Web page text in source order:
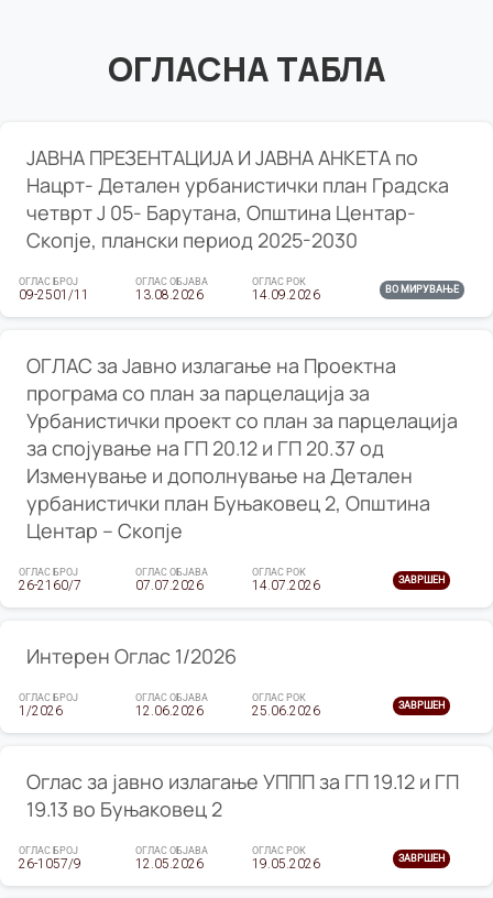
ОГЛАСНА ТАБЛА
ЈАВНА ПРЕЗЕНТАЦИЈА И ЈАВНА АНКЕТА по
Нацрт- Детален урбанистички план Градска
четврт Ј 05- Барутана, Општина Центар-
Скопје, плански период 2025-2030
ОГЛАС БРОЈ
09-2501/11
ОГЛАС ОБЈАВА
13.08.2026
ОГЛАС РОК
14.09.2026 ВО МИРУВАЊЕ
ОГЛАС за Јавно излагање на Проектна
програма со план за парцелација за
Урбанистички проект со план за парцелација
за спојување на ГП 20.12 и ГП 20.37 од
Изменување и дополнување на Детален
урбанистички план Буњаковец 2, Општина
Центар – Скопје
ОГЛАС БРОЈ
26-2160/7
ОГЛАС ОБЈАВА
07.07.2026
ОГЛАС РОК
14.07.2026 ЗАВРШЕН
Интерен Оглас 1/2026
ОГЛАС БРОЈ
1/2026
ОГЛАС ОБЈАВА
12.06.2026
ОГЛАС РОК
25.06.2026 ЗАВРШЕН
Оглас за јавно излагање УППП за ГП 19.12 и ГП
19.13 во Буњаковец 2
ОГЛАС БРОЈ
26-1057/9
ОГЛАС ОБЈАВА
12.05.2026
ОГЛАС РОК
19.05.2026 ЗАВРШЕН